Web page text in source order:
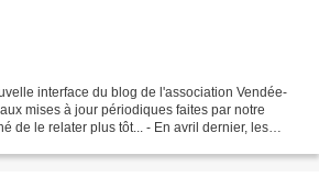
interface du blog de l'association Vendée-
mises à jour périodiques faites par notre
de le relater plus tôt... - En avril dernier, les